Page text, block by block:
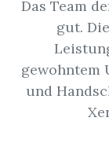
Das Team
gut.
gewohntem
und